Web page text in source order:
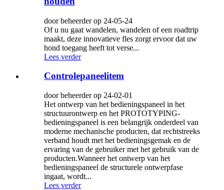
door beheerder op 24-05-24
Of u nu gaat wandelen, wandelen of een roadtrip
maakt, deze innovatieve fles zorgt ervoor dat uw
hond toegang heeft tot verse...
Lees verder
Controlepaneelitem
door beheerder op 24-02-01
Het ontwerp van het bedieningspaneel in het
structuurontwerp en het PROTOTYPING-
bedieningspaneel is een belangrijk onderdeel van
moderne mechanische producten, dat rechtstreeks
verband houdt met het bedieningsgemak en de
ervaring van de gebruiker met het gebruik van de
producten.Wanneer het ontwerp van het
bedieningspaneel de structurele ontwerpfase
ingaat, wordt...
Lees verder